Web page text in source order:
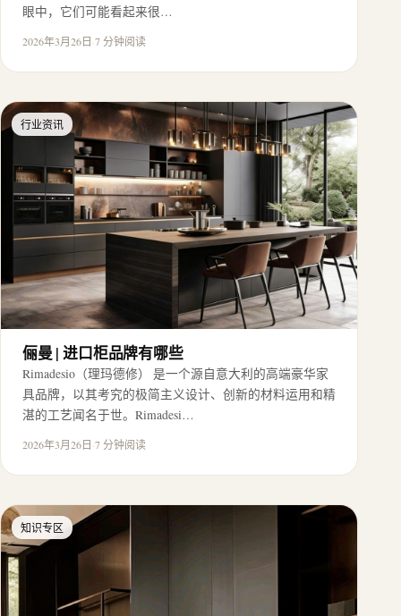
眼中，它们可能看起来很…
2026年3月26日·7 分钟阅读
行业资讯
俪曼 | 进口柜品牌有哪些
Rimadesio（理玛德修） 是一个源自意大利的高端豪华家
具品牌，以其考究的极简主义设计、创新的材料运用和精
湛的工艺闻名于世。Rimadesi…
2026年3月26日·7 分钟阅读
知识专区